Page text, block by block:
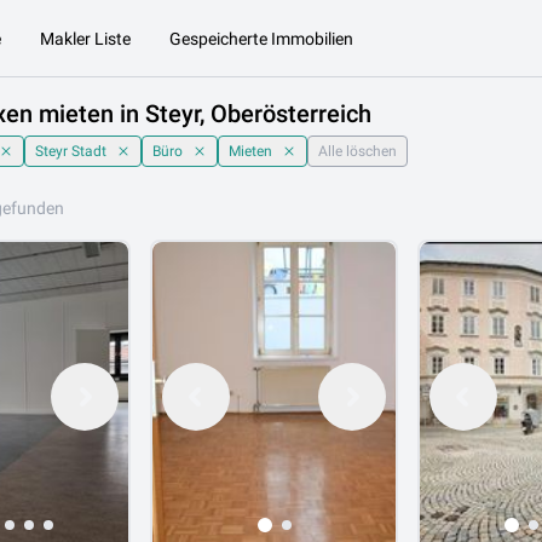
Makler Liste Gespeicherte Immobilien
mieten in Steyr, Oberösterreich
Steyr Stadt Büro Mieten Alle löschen